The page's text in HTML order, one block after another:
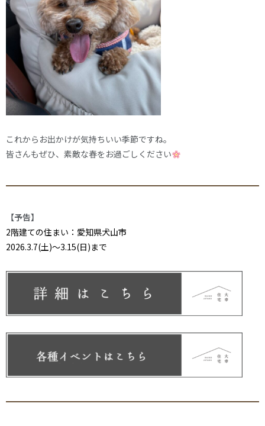
これからお出かけが気持ちいい季節ですね。
皆さんもぜひ、素敵な春をお過ごしください
【予告】
2階建ての住まい：愛知県犬山市
2026.3.7(土)～3.15(日)まで